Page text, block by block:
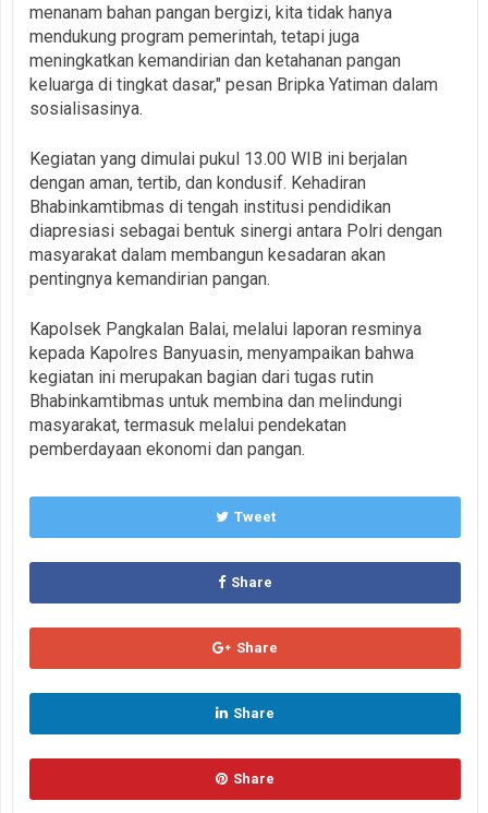
menanam bahan pangan bergizi, kita tidak hanya
mendukung program pemerintah, tetapi juga
meningkatkan kemandirian dan ketahanan pangan
keluarga di tingkat dasar," pesan Bripka Yatiman dalam
sosialisasinya.
Kegiatan yang dimulai pukul 13.00 WIB ini berjalan
dengan aman, tertib, dan kondusif. Kehadiran
Bhabinkamtibmas di tengah institusi pendidikan
diapresiasi sebagai bentuk sinergi antara Polri dengan
masyarakat dalam membangun kesadaran akan
pentingnya kemandirian pangan.
Kapolsek Pangkalan Balai, melalui laporan resminya
kepada Kapolres Banyuasin, menyampaikan bahwa
kegiatan ini merupakan bagian dari tugas rutin
Bhabinkamtibmas untuk membina dan melindungi
masyarakat, termasuk melalui pendekatan
pemberdayaan ekonomi dan pangan.
Tweet
Share
Share
Share
Share